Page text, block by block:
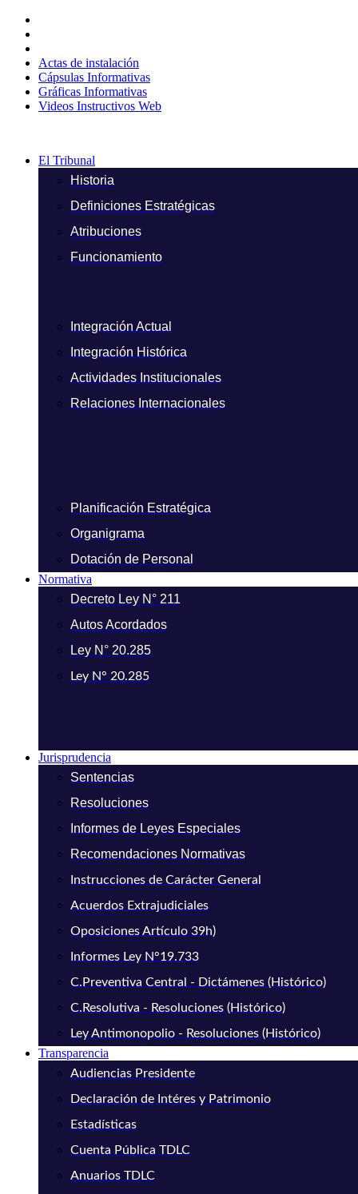
contenido
Actas de instalación
Cápsulas Informativas
Gráficas Informativas
Videos Instructivos Web
El Tribunal
Historia
Definiciones Estratégicas
Atribuciones
Funcionamiento
Integración Actual
Integración Histórica
Actividades Institucionales
Relaciones Internacionales
Planificación Estratégica
Organigrama
Dotación de Personal
Normativa
Decreto Ley N° 211
Autos Acordados
Ley N° 20.285
Ley N° 20.285
Jurisprudencia
Sentencias
Resoluciones
Informes de Leyes Especiales
Recomendaciones Normativas
Instrucciones de Carácter General
Acuerdos Extrajudiciales
Oposiciones Artículo 39h)
Informes Ley N°19.733
C.Preventiva Central - Dictámenes (Histórico)
C.Resolutiva - Resoluciones (Histórico)
Ley Antimonopolio - Resoluciones (Histórico)
Transparencia
Audiencias Presidente
Declaración de Intéres y Patrimonio
Estadísticas
Cuenta Pública TDLC
Anuarios TDLC